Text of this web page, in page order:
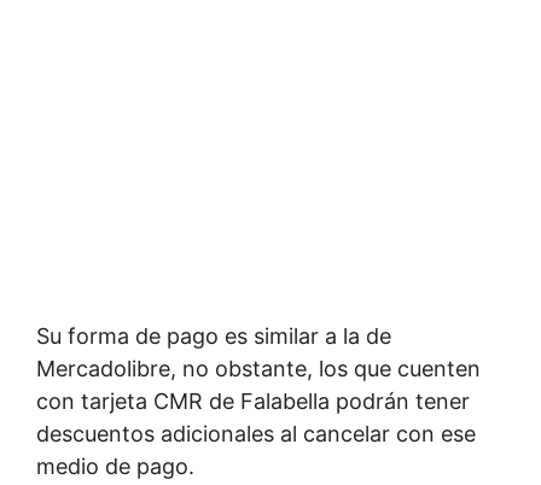
Su forma de pago es similar a la de
Mercadolibre, no obstante, los que cuenten
con tarjeta CMR de Falabella podrán tener
descuentos adicionales al cancelar con ese
medio de pago.